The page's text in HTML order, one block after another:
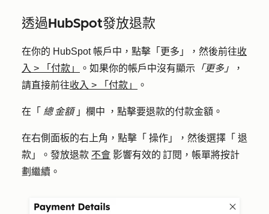
透過HubSpot發放退款
在你的 HubSpot 帳戶中，點擊 「更多」 ，然後前往收
入 > 「付款」 。如果你的帳戶中沒有顯示 「更多」
，
請直接前往收入 > 「付款」 。
在「 總 金額」欄中 ，點擊要退款的付款金額。
在右側面板的右上角，點擊「 操作 」，然後選擇「 退
款 」。發放退款 不會 影響有效的 訂閱，帳單將按計
劃繼續。